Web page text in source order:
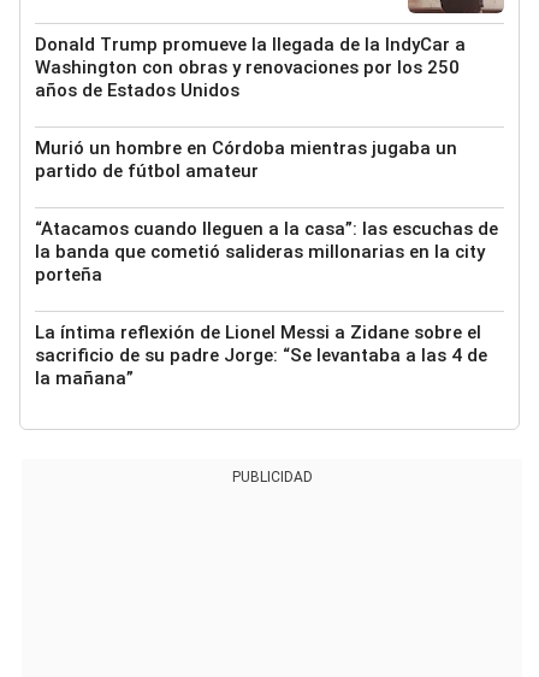
Donald Trump promueve la llegada de la IndyCar a
Washington con obras y renovaciones por los 250
años de Estados Unidos
Murió un hombre en Córdoba mientras jugaba un
partido de fútbol amateur
“Atacamos cuando lleguen a la casa”: las escuchas de
la banda que cometió salideras millonarias en la city
porteña
La íntima reflexión de Lionel Messi a Zidane sobre el
sacrificio de su padre Jorge: “Se levantaba a las 4 de
la mañana”
PUBLICIDAD